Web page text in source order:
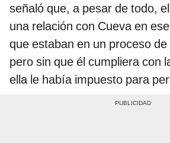
señaló que, a pesar de todo,
una relación con Cueva en
que estaban en un proceso
pero sin que él cumpliera con
ella le había impuesto para